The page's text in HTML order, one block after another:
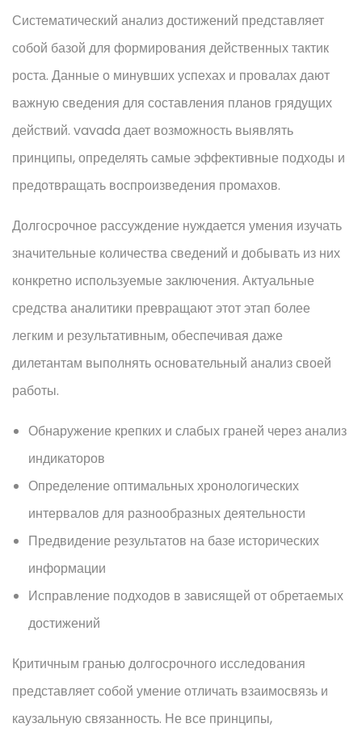
Систематический анализ достижений представляет
собой базой для формирования действенных тактик
роста. Данные о минувших успехах и провалах дают
важную сведения для составления планов грядущих
действий. vavada дает возможность выявлять
принципы, определять самые эффективные подходы и
предотвращать воспроизведения промахов.
Долгосрочное рассуждение нуждается умения изучать
значительные количества сведений и добывать из них
конкретно используемые заключения. Актуальные
средства аналитики превращают этот этап более
легким и результативным, обеспечивая даже
дилетантам выполнять основательный анализ своей
работы.
Обнаружение крепких и слабых граней через анализ
индикаторов
Определение оптимальных хронологических
интервалов для разнообразных деятельности
Предвидение результатов на базе исторических
информации
Исправление подходов в зависящей от обретаемых
достижений
Критичным гранью долгосрочного исследования
представляет собой умение отличать взаимосвязь и
каузальную связанность. Не все принципы,